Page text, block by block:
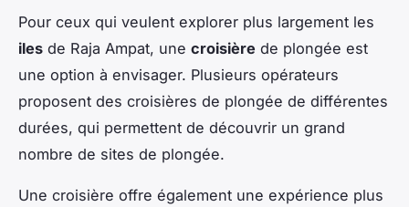
Pour ceux qui veulent explorer plus largement les
iles de Raja Ampat, une croisière de plongée est
une option à envisager. Plusieurs opérateurs
proposent des croisières de plongée de différentes
durées, qui permettent de découvrir un grand
nombre de sites de plongée.
Une croisière offre également une expérience plus